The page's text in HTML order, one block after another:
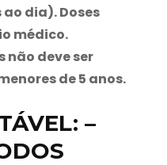
dia). Doses
médico.
não deve ser
de 5 anos.
–